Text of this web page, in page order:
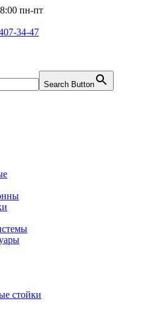
пн-пт
34-47
Search Button
стойки